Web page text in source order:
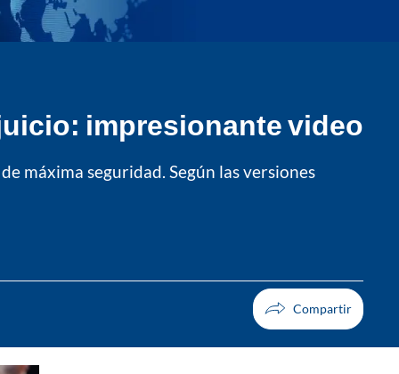
impresionante video
máxima seguridad. Según las versiones